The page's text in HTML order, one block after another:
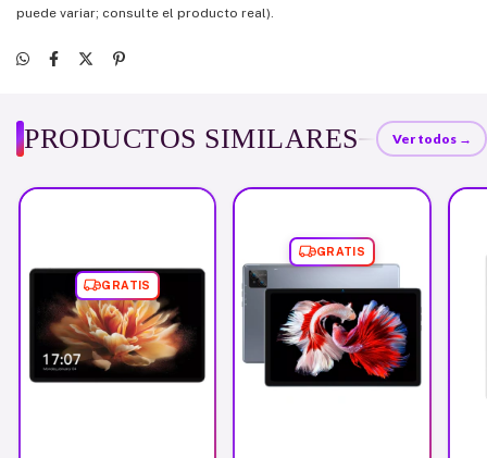
puede variar; consulte el producto real).
PRODUCTOS SIMILARES Ver todos →
GRATIS
GRATIS